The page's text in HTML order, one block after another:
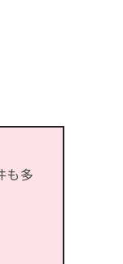
も多